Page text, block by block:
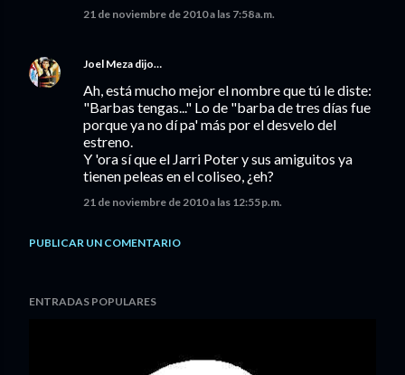
21 de noviembre de 2010 a las 7:58 a.m.
Joel Meza dijo…
Ah, está mucho mejor el nombre que tú le diste:
"Barbas tengas..." Lo de "barba de tres días fue
porque ya no dí pa' más por el desvelo del
estreno.
Y 'ora sí que el Jarri Poter y sus amiguitos ya
tienen peleas en el coliseo, ¿eh?
21 de noviembre de 2010 a las 12:55 p.m.
PUBLICAR UN COMENTARIO
ENTRADAS POPULARES